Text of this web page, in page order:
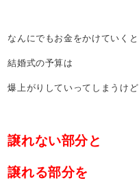
なんにでもお金をかけていくと
結婚式の予算は
爆上がりしていってしまうけど
譲れない部分と
譲れる部分を